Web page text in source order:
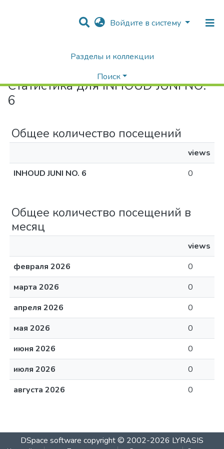
Войдите в систему
Разделы и коллекции
Поиск
Статистика
Статистика для INHOUD JUNI NO.
6
Общее количество посещений
views
INHOUD JUNI NO. 6
0
Общее количество посещений в
месяц
views
февраля 2026
0
марта 2026
0
апреля 2026
0
мая 2026
0
июня 2026
0
июля 2026
0
августа 2026
0
DSpace software copyright © 2002-2026 LYRASIS